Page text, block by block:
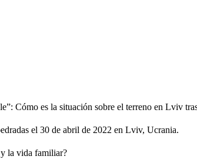
Cómo es la situación sobre el terreno en Lviv
el 30 de abril de 2022 en Lviv, Ucrania.
y la vida familiar?